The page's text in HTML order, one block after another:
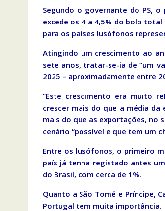
Segundo o governante do PS,
excede os 4 a 4,5% do bolo
para os países lusófonos
Atingindo um crescimento ao
sete anos, tratar-se-ia de “um
2025 – aproximadamente entre
“Este crescimento era muito
crescer mais do que a média
mais do que as exportações, no
cenário “possível e que tem um
Entre os lusófonos, o primeiro
país já tenha registado antes
do Brasil, com cerca de 1%.
Quanto a São Tomé e Príncipe,
Portugal tem muita importância.